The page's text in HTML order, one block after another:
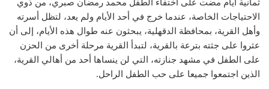
ثمانية أيام مضت على اختفاء الطفل محمد رمضان صبري، من ذوي
الاحتياجات الخاصة، عندما خرج في أحد الأيام ولم يعد، لتظل أسرته
وأهل القرية، بمحافظة الدقهلية، يبحثون عنه طوال هذه الأيام، إلى أن
عثروا على جثته بترعة بالقرية، لتبدأ القرية مرحلة أخرى من الحزن
على الطفل في مشهد جنازته، التي لن ينساها أحد من أهالي القرية،
الذين اجتمعوا جميعا على حب الطفل الراحل.